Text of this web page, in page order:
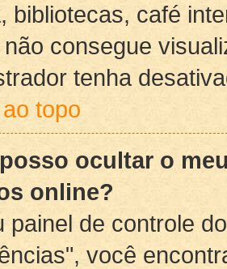
bibliotecas, café
consegue
tenha
topo
ocultar o
online?
painel de controle
você